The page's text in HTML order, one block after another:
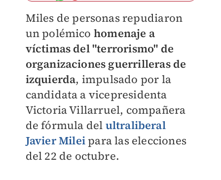
Miles de personas repudiaron
un polémico homenaje a
víctimas del "terrorismo" de
organizaciones guerrilleras de
izquierda, impulsado por la
candidata a vicepresidenta
Victoria Villarruel, compañera
de fórmula del ultraliberal
Javier Mileipara las elecciones
del 22 de octubre.